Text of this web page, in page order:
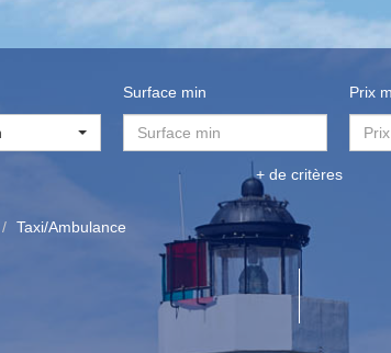
Surface min Prix
+ de critères
Taxi/Ambulance